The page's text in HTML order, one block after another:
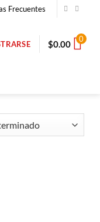
Frecuentes
$0.00 0